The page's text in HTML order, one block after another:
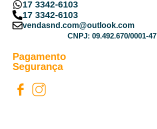
17 3342-6103
17 3342-6103
vendasnd.com@outlook.com
CNPJ: 09.492.670/0001-47
Pagamento
Segurança